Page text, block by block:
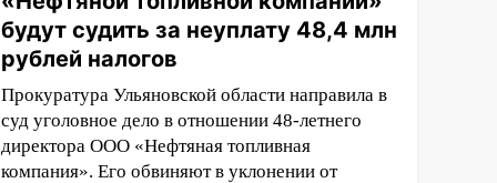
будут судить за неуплату 48,4 млн
рублей налогов
Прокуратура Ульяновской области направила в
суд уголовное дело в отношении 48-летнего
директора ООО «Нефтяная топливная
компания». Его обвиняют в уклонении от